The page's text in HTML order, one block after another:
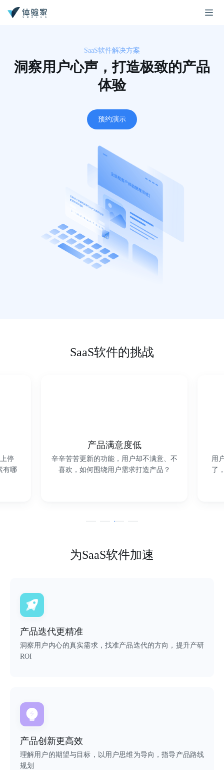
SaaS软件解决方案
洞察用户心声，打造极致的产品
体验
预约演示
SaaS软件的挑战
产品满意度低
辛辛苦苦更新的功能，用户却不满意、不
喜欢，如何围绕用户需求打造产品？
用户购买一
了，如何提
为SaaS软件加速
产品迭代更精准
洞察用户内心的真实需求，找准产品迭代的方向，提升产研
ROI
产品创新更高效
理解用户的期望与目标，以用户思维为导向，指导产品路线
规划